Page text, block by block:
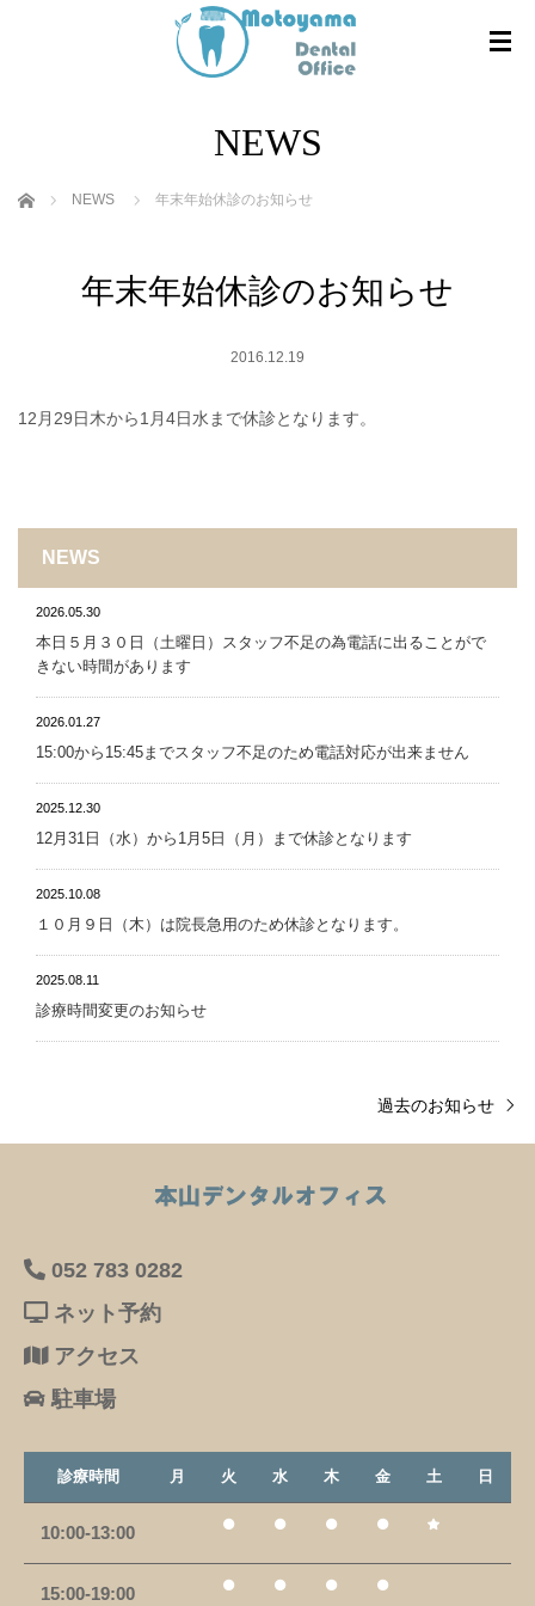
NEWS
ホーム NEWS 年末年始休診のお知らせ
年末年始休診のお知らせ
2016.12.19
12月29日木から1月4日水まで休診となります。
NEWS
2026.05.30
本日５月３０日（土曜日）スタッフ不足の為電話に出ることがで
きない時間があります
2026.01.27
15:00から15:45までスタッフ不足のため電話対応が出来ません
2025.12.30
12月31日（水）から1月5日（月）まで休診となります
2025.10.08
１０月９日（木）は院長急用のため休診となります。
2025.08.11
診療時間変更のお知らせ
過去のお知らせ
052 783 0282
ネット予約
アクセス
駐車場
診療時間 月 火 水 木 金 土 日
10:00-13:00
15:00-19:00